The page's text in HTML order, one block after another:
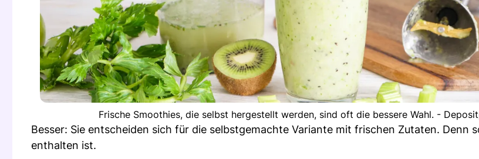
Frische Smoothies, die selbst hergestellt werden, sind oft die bessere Wahl. -
Besser: Sie entscheiden sich für die selbstgemachte Variante mit frischen Zutaten. Denn
enthalten ist.